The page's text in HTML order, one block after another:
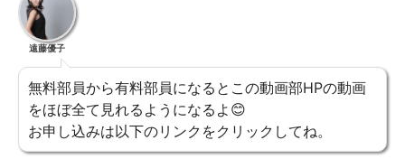
遠藤優子
無料部員から有料部員になるとこの動画部HPの動画
をほぼ全て見れるようになるよ😊
お申し込みは以下のリンクをクリックしてね。